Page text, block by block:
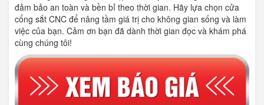
đảm bảo an toàn và bền bỉ theo thời gian. Hãy lựa chọn cửa
cổng sắt CNC để nâng tầm giá trị cho không gian sống và làm
việc của bạn. Cảm ơn bạn đã dành thời gian đọc và khám phá
cùng chúng tôi!